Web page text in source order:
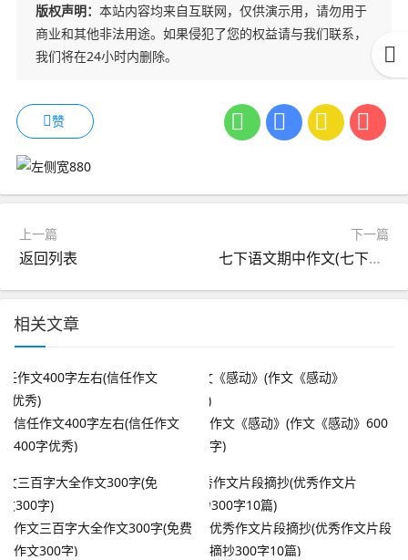
版权声明： 本站内容均来自互联网，仅供演示用，请勿用于
商业和其他非法用途。如果侵犯了您的权益请与我们联系，
我们将在24小时内删除。
赞
上一篇
返回列表
下一篇
七下语文期中作文(七下语文期中作文常考题目范文)
相关文章
信任作文400字左右(信任作文
400字优秀)
作文《感动》(作文《感动》600
字)
作文三百字大全作文300字(免费
作文300字)
优秀作文片段摘抄(优秀作文片段
摘抄300字10篇)